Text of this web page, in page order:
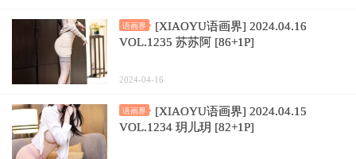
语画界
[XIAOYU语画界] 2024.04.16
VOL.1235 苏苏阿 [86+1P]
2024-04-16
语画界
[XIAOYU语画界] 2024.04.15
VOL.1234 玥儿玥 [82+1P]